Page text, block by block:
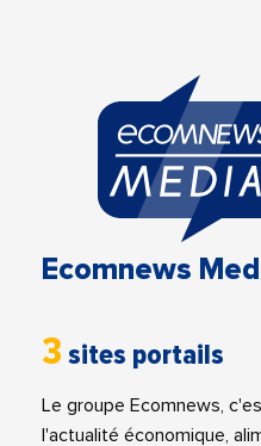
Ecomnews
3 sites portails
Le groupe Ecomnews,
l'actualité économique,